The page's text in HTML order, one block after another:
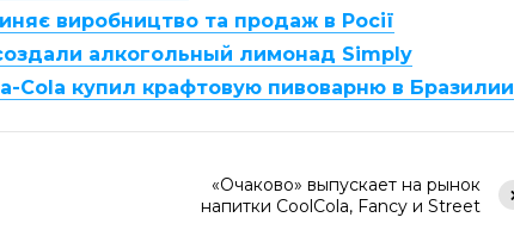
виробництво та продаж в Росії
алкогольный лимонад Simply
Cola купил крафтовую пивоварню в Бразилии
«Очаково» выпускает на рынок
напитки CoolCola, Fancy и Street